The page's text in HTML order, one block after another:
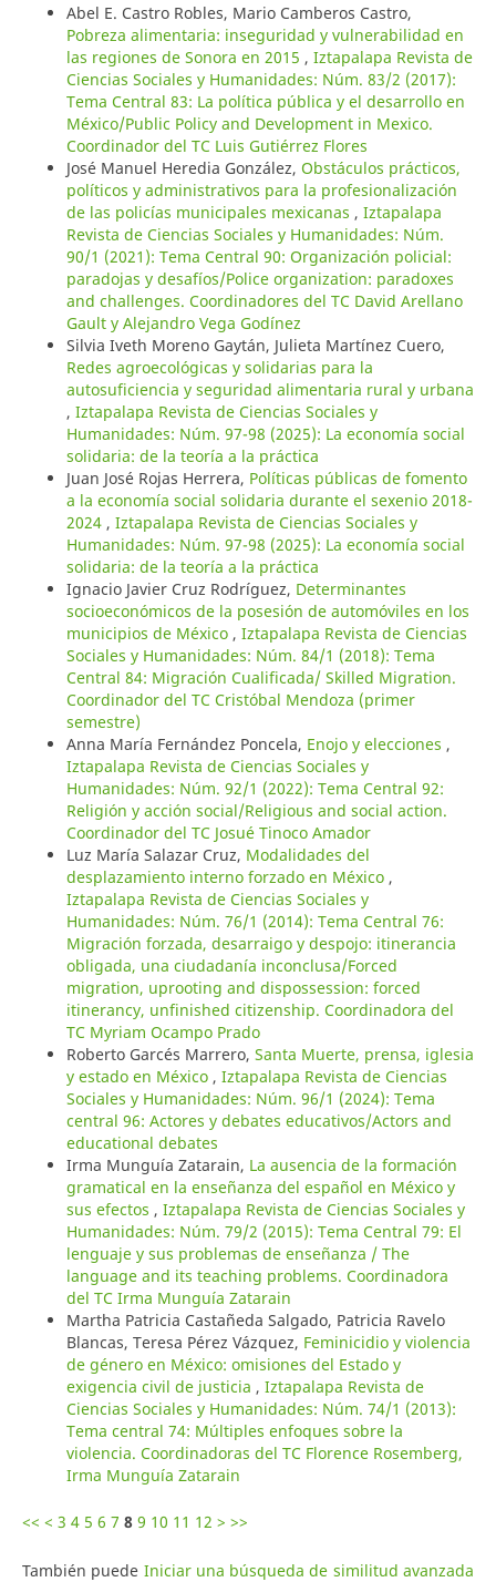
Abel E. Castro Robles, Mario Camberos Castro,
Pobreza alimentaria: inseguridad y vulnerabilidad en
las regiones de Sonora en 2015 , Iztapalapa Revista de
Ciencias Sociales y Humanidades: Núm. 83/2 (2017):
Tema Central 83: La política pública y el desarrollo en
México/Public Policy and Development in Mexico.
Coordinador del TC Luis Gutiérrez Flores
José Manuel Heredia González, Obstáculos prácticos,
políticos y administrativos para la profesionalización
de las policías municipales mexicanas , Iztapalapa
Revista de Ciencias Sociales y Humanidades: Núm.
90/1 (2021): Tema Central 90: Organización policial:
paradojas y desafíos/Police organization: paradoxes
and challenges. Coordinadores del TC David Arellano
Gault y Alejandro Vega Godínez
Silvia Iveth Moreno Gaytán, Julieta Martínez Cuero,
Redes agroecológicas y solidarias para la
autosuficiencia y seguridad alimentaria rural y urbana
, Iztapalapa Revista de Ciencias Sociales y
Humanidades: Núm. 97-98 (2025): La economía social
solidaria: de la teoría a la práctica
Juan José Rojas Herrera, Políticas públicas de fomento
a la economía social solidaria durante el sexenio 2018-
2024 , Iztapalapa Revista de Ciencias Sociales y
Humanidades: Núm. 97-98 (2025): La economía social
solidaria: de la teoría a la práctica
Ignacio Javier Cruz Rodríguez, Determinantes
socioeconómicos de la posesión de automóviles en los
municipios de México , Iztapalapa Revista de Ciencias
Sociales y Humanidades: Núm. 84/1 (2018): Tema
Central 84: Migración Cualificada/ Skilled Migration.
Coordinador del TC Cristóbal Mendoza (primer
semestre)
Anna María Fernández Poncela, Enojo y elecciones ,
Iztapalapa Revista de Ciencias Sociales y
Humanidades: Núm. 92/1 (2022): Tema Central 92:
Religión y acción social/Religious and social action.
Coordinador del TC Josué Tinoco Amador
Luz María Salazar Cruz, Modalidades del
desplazamiento interno forzado en México ,
Iztapalapa Revista de Ciencias Sociales y
Humanidades: Núm. 76/1 (2014): Tema Central 76:
Migración forzada, desarraigo y despojo: itinerancia
obligada, una ciudadanía inconclusa/Forced
migration, uprooting and dispossession: forced
itinerancy, unfinished citizenship. Coordinadora del
TC Myriam Ocampo Prado
Roberto Garcés Marrero, Santa Muerte, prensa, iglesia
y estado en México , Iztapalapa Revista de Ciencias
Sociales y Humanidades: Núm. 96/1 (2024): Tema
central 96: Actores y debates educativos/Actors and
educational debates
Irma Munguía Zatarain, La ausencia de la formación
gramatical en la enseñanza del español en México y
sus efectos , Iztapalapa Revista de Ciencias Sociales y
Humanidades: Núm. 79/2 (2015): Tema Central 79: El
lenguaje y sus problemas de enseñanza / The
language and its teaching problems. Coordinadora
del TC Irma Munguía Zatarain
Martha Patricia Castañeda Salgado, Patricia Ravelo
Blancas, Teresa Pérez Vázquez, Feminicidio y violencia
de género en México: omisiones del Estado y
exigencia civil de justicia , Iztapalapa Revista de
Ciencias Sociales y Humanidades: Núm. 74/1 (2013):
Tema central 74: Múltiples enfoques sobre la
violencia. Coordinadoras del TC Florence Rosemberg,
Irma Munguía Zatarain
<< < 3 4 5 6 7 8 9 10 11 12 > >>
También puede Iniciar una búsqueda de similitud avanzada